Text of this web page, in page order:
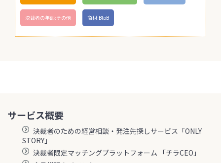
決裁者の年齢:その他 商材:BtoB
サービス概要
決裁者のための経営相談・発注先探しサービス「ONLY
STORY」
決裁者限定マッチングプラットフォーム 「チラCEO」